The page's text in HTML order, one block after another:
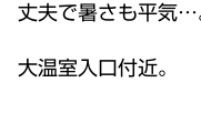
丈夫で暑さも平
大温室入口付近。